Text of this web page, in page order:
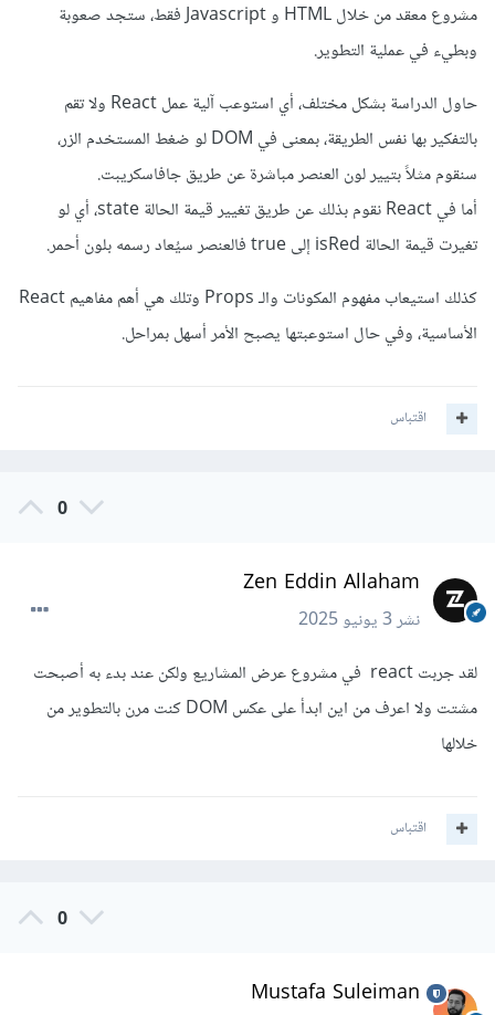
مشروع معقد من خلال HTML و Javascript فقط، ستجد صعوبة
وبطيء في عملية التطوير.
حاول الدراسة بشكل مختلف، أي استوعب آلية عمل React ولا تقم
بالتفكير بها نفس الطريقة، بمعنى في DOM لو ضغط المستخدم الزر،
سنقوم مثلاً بتيير لون العنصر مباشرة عن طريق جافاسكريبت.
أما في React نقوم بذلك عن طريق تغيير قيمة الحالة state، أي لو
تغيرت قيمة الحالة isRed إلى true فالعنصر سيُعاد رسمه بلون أحمر.
كذلك استيعاب مفهوم المكونات والـ Props وتلك هي أهم مفاهيم React
الأساسية، وفي حال استوعبتها يصبح الأمر أسهل بمراحل.
اقتباس
0
Zen Eddin Allaham
نشر3 يونيو 2025
لقد جربت react في مشروع عرض المشاريع ولكن عند بدء به أصبحت
مشتت ولا اعرف من اين ابدأ على عكس DOM كنت مرن بالتطوير من
خلالها
اقتباس
0
Mustafa Suleiman